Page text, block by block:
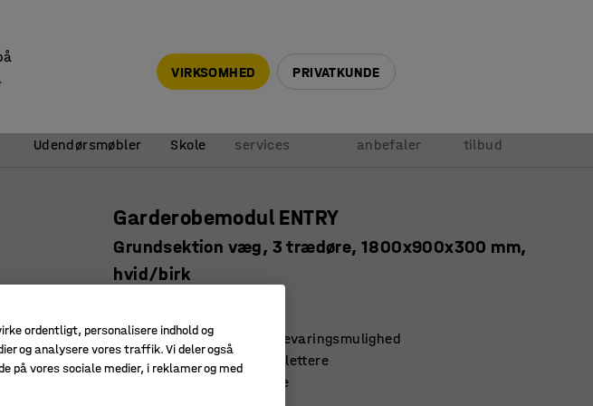
Udendørsmøbler Skole
services
anbefaler
tilbud
Garderobemodul ENTRY
Grundsektion væg, 3 trædøre, 1800x900x300 mm,
hvid/birk
Glatte trælåger med opbevaringsmulighed
Bænken gør påklædning lettere
Udstyret med drypbakke
VIRKSOMHED PRIVATKUNDE
ordentligt, personalisere indhold og
og analysere vores traffik. Vi deler også
på vores sociale medier, i reklamer og med